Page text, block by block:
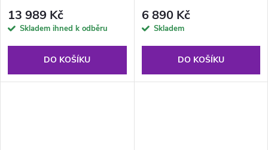
13 989 Kč
Skladem ihned k odběru
DO KOŠÍKU
6 890 Kč
Skladem
DO KOŠÍKU